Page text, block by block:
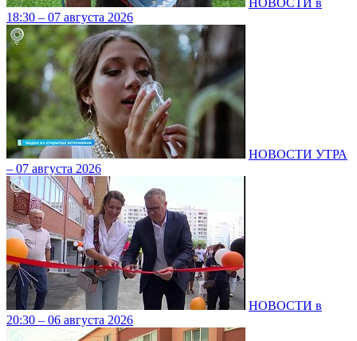
18:30 – 07 августа 2026
НОВОСТИ УТРА
– 07 августа 2026
НОВОСТИ в
20:30 – 06 августа 2026